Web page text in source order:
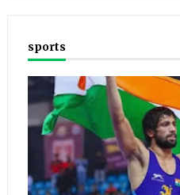
sports